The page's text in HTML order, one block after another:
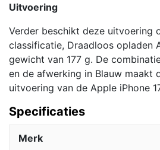
Uitvoering
Verder beschikt deze uitvoering
classificatie, Draadloos opladen
gewicht van 177 g. De
en de afwerking in Blauw maakt
uitvoering van de Apple iPhone
Specificaties
Merk